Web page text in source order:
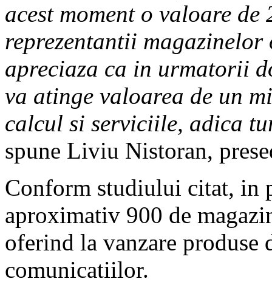
acest moment o valoare
reprezentantii
apreciaza ca in urmatorii
va atinge valoarea de un
calcul si serviciile, adica
spune Liviu Nistoran,
Conform studiului citat, in
aproximativ 900 de
oferind la vanzare produse
comunicatiilor.